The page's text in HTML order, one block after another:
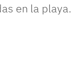
en la playa.